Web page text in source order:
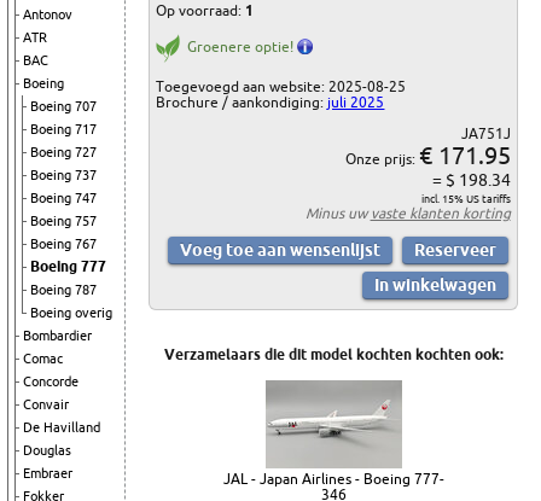
Antonov
ATR
BAC
Boeing
Boeing 707
Boeing 717
Boeing 727
Boeing 737
Boeing 747
Boeing 757
Boeing 767
Boeing 777
Boeing 787
Boeing overig
Bombardier
Comac
Concorde
Convair
De Havilland
Douglas
Embraer
Fokker
Op voorraad: 1
Groenere optie!
Toegevoegd aan website: 2025-08-25
Brochure / aankondiging: juli 2025
JA751J
Onze prijs: € 171.95
= $ 198.34
incl. 15% US tariffs
Minus uwvaste klanten korting
Verzamelaars die dit model kochten kochten ook:
JAL - Japan Airlines - Boeing 777-
346